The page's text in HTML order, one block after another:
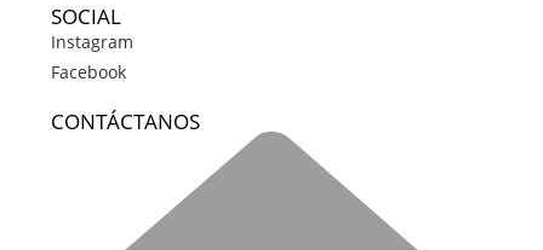
SOCIAL
Instagram
Facebook
CONTÁCTANOS